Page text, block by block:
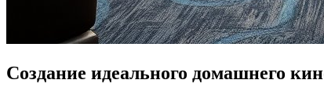
Создание идеального домашнего